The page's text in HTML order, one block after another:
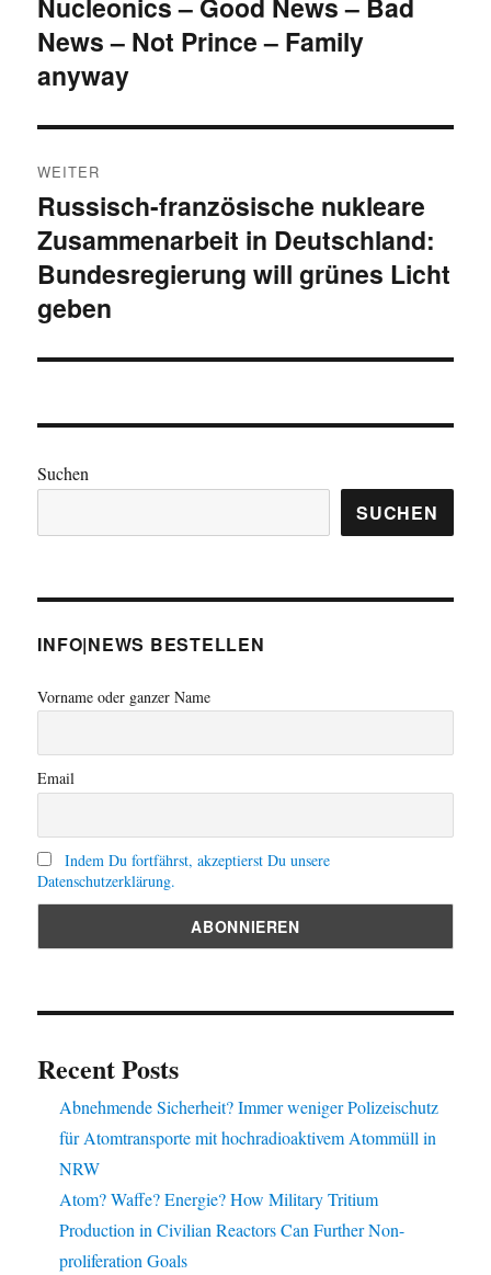
Vorheriger
Beitrag:
News – Not Prince – Family
anyway
WEITER
Nächster
Beitrag:
Russisch-französische nukleare
Zusammenarbeit in Deutschland:
Bundesregierung will grünes Licht
geben
Suchen
SUCHEN
INFO|NEWS BESTELLEN
Vorname oder ganzer Name
Email
Indem Du fortfährst, akzeptierst Du unsere
Datenschutzerklärung.
Recent Posts
Abnehmende Sicherheit? Immer weniger Polizeischutz
für Atomtransporte mit hochradioaktivem Atommüll in
NRW
Atom? Waffe? Energie? How Military Tritium
Production in Civilian Reactors Can Further Non-
proliferation Goals